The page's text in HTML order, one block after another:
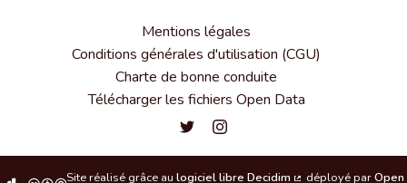
Mentions légales
Conditions générales d'utilisation (CGU)
Charte de bonne conduite
Télécharger les fichiers Open Data
Convention citoyenne étudiante
Convention citoyenne
Site réalisé grâce au logiciel libre Decidim déployé parOpen